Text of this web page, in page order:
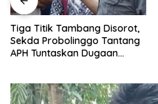
Tiga Titik Tambang Disorot,
Sekda Probolinggo Tantang
APH Tuntaskan Dugaan